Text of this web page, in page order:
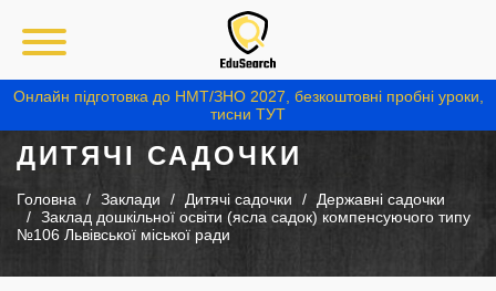
Онлайн підготовка до НМТ/ЗНО 2027, безкоштовні пробні уроки,
тисни ТУТ
ДИТЯЧІ САДОЧКИ
Головна Заклади Дитячі садочки
Державні садочки
Заклад дошкільної освіти (ясла садок) компенсуючого типу
№106 Львівської міської ради